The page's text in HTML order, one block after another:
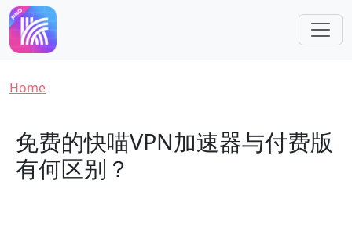
Skip to main content
Breadcrumb
Home
免费的快喵VPN加速器与付费版
有何区别？